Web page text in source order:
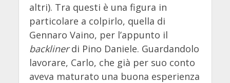
altri). Tra questi è una figura in
particolare a colpirlo, quella di
Gennaro Vaino, per l’appunto il
backlinerdi Pino Daniele. Guardandolo
lavorare, Carlo, che già per suo conto
aveva maturato una buona esperienza